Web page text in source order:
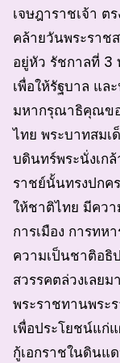
เจษฎาราชเจ้า ต
คล้ายวันพระราช
อยู่หัว รัชกาลที่ 3
เพื่อให้รัฐบาล แล
มหากรุณาธิคุณข
ไทย พระบาทสมเ
บดินทร์พระนั่งเก
ราชย์นั้นทรงปกค
ให้ชาติไทย มีควา
การเมือง การทห
ความเป็นชาติอธิ
สวรรคตล่วงเลย
พระราชทานพระ
เพื่อประโยชน์แก่
กู้เอกราชในดินแ